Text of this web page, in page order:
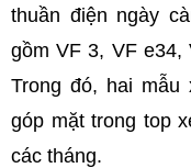
thuần điện ngày
gồm VF 3, VF
Trong đó, hai
góp mặt trong top
các tháng.